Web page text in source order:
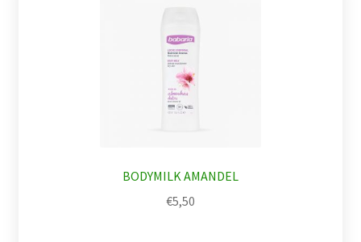
BODYMILK AMANDEL
€5,50